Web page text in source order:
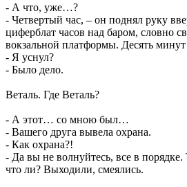
- А что, уже…?
- Четвертый час, – он поднял руку
циферблат часов над баром, словно
вокзальной платформы. Десять
- Я уснул?
- Было дело.
Веталь. Где Веталь?
- А этот… со мною был…
- Вашего друга вывела охрана.
- Как охрана?!
- Да вы не волнуйтесь, все в
что ли? Выходили, смеялись.